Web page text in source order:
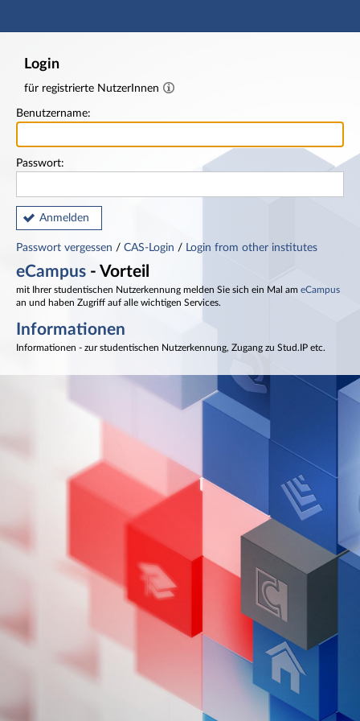
Hauptnavigation
Login
für registrierte NutzerInnen
Benutzername:
Passwort:
Anmelden
Passwort vergessen / CAS-Login / Login from other institutes
eCampus - Vorteil
mit Ihrer studentischen Nutzerkennung melden Sie sich ein Mal am eCampus
an und haben Zugriff auf alle wichtigen Services.
Informationen
Informationen - zur studentischen Nutzerkennung, Zugang zu Stud.IP etc.